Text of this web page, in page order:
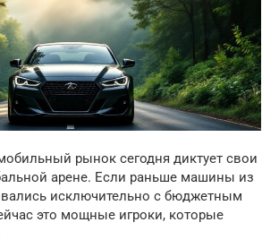
рынок сегодня диктует свои
арене. Если раньше машины из
исключительно с бюджетным
это мощные игроки, которые